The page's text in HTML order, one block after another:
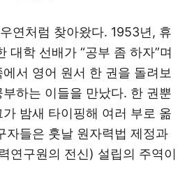
연처럼 찾아왔다. 1953년, 휴
대학 선배가 “공부 좀 하자”며
서 영어 원서 한 권을 돌려보
하는 이들을 만났다. 한 권뿐
밤새 타이핑해 여러 부로 옮
자들은 훗날 원자력법 제정과
연구원의 전신) 설립의 주역이